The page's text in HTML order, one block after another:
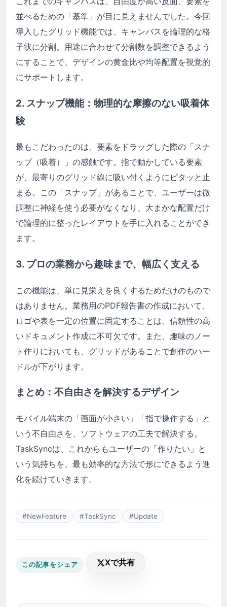
並べるための「基準」が目に見えませんでした。今回
導入したグリッド機能では、キャンバスを論理的な格
子状に分割。用途に合わせて分割数を調整できるよう
にすることで、デザインの黄金比や均等配置を視覚的
にサポートします。
2. スナップ機能：物理的な摩擦のない吸着体
験
最もこだわったのは、要素をドラッグした際の「スナ
ップ（吸着）」の感触です。指で動かしている要素
が、最寄りのグリッド線に吸い付くようにピタッと止
まる。この「スナップ」があることで、ユーザーは微
調整に神経を使う必要がなくなり、大まかな配置だけ
で論理的に整ったレイアウトを手に入れることができ
ます。
3. プロの業務から趣味まで、幅広く支える
この機能は、単に見栄えを良くするためだけのもので
はありません。業務用のPDF報告書の作成において、
ロゴや表を一定の位置に固定することは、信頼性の高
いドキュメント作成に不可欠です。また、趣味のノー
ト作りにおいても、グリッドがあることで創作のハー
ドルが下がります。
まとめ：不自由さを解決するデザイン
モバイル端末の「画面が小さい」「指で操作する」と
いう不自由さを、ソフトウェアの工夫で解決する。
TaskSyncは、これからもユーザーの「作りたい」と
いう気持ちを、最も効率的な方法で形にできるよう進
化を続けていきます。
#NewFeature #TaskSync #Update
この記事をシェア Xで共有